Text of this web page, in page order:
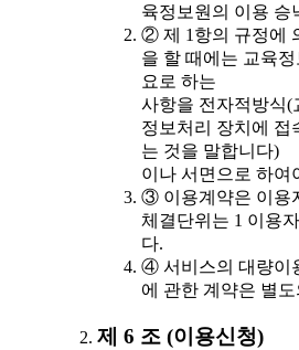
육정보원의 이용 승
② 제 1항의 규정에
을 할 때에는 교육
요로 하는
사항을 전자적방식(
정보처리 장치에 접
는 것을 말합니다)
이나 서면으로 하여
③ 이용계약은 이용
체결단위는 1 이용
다.
④ 서비스의 대량이
에 관한 계약은 별
제 6 조 (이용신청)